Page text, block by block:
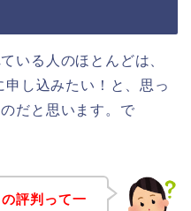
いる人のほとんどは、
し込みたい！と、思っ
だと思います。で
評判って一